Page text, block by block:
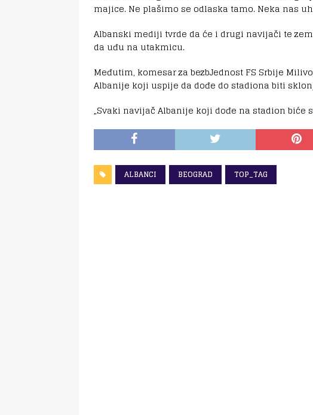
majice. Ne plašimo se odlaska tamo. Neka nas
Albanski mediji tvrde da će i drugi navijači te
da uđu na utakmicu.
Međutim, komesar za bezbJednost FS Srbije
Albanije koji uspije da dođe do stadiona biti
„Svaki navijač Albanije koji dođe na stadion
ALBANCI BEOGRAD TOP_TAG